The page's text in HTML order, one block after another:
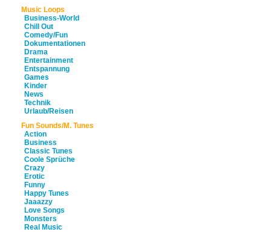
Music Loops
Business-World
Chill Out
Comedy/Fun
Dokumentationen
Drama
Entertainment
Entspannung
Games
Kinder
News
Technik
Urlaub/Reisen
Fun Sounds/M. Tunes
Action
Business
Classic Tunes
Coole Sprüche
Crazy
Erotic
Funny
Happy Tunes
Jaaazzy
Love Songs
Monsters
Real Music